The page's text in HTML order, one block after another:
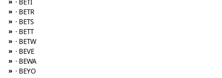
· BETI
» · BETR
» · BETS
» · BETT
» · BETW
» · BEVE
» · BEWA
» · BEYO